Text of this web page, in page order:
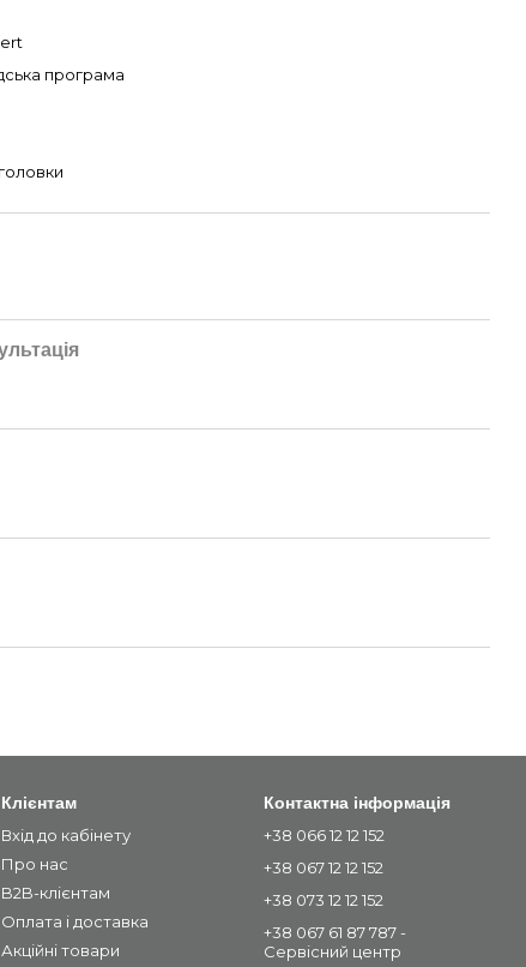
програма
Клієнтам
Вхід до кабінету
Про нас
B2B-клієнтам
Оплата і доставка
Акційні товари
Контактна інформація
+38 066 12 12 152
+38 067 12 12 152
+38 073 12 12 152
+38 067 61 87 787 -
Сервісний центр